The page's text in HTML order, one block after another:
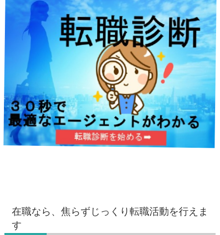
在職なら、焦らずじっくり転職活動を行えま
す